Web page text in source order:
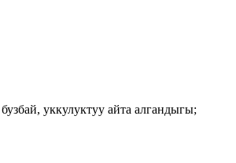
уккулуктуу айта алгандыгы;